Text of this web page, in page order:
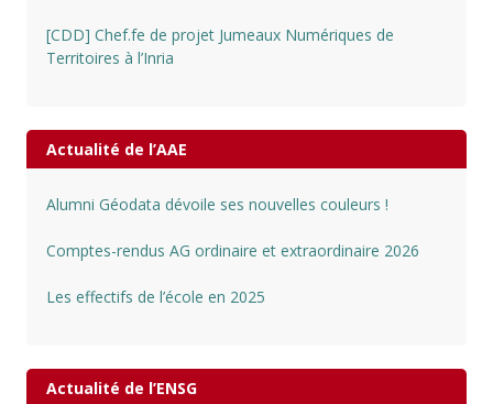
[CDD] Chef.fe de projet Jumeaux Numériques de
Territoires à l’Inria
Actualité de l’AAE
Alumni Géodata dévoile ses nouvelles couleurs !
Comptes-rendus AG ordinaire et extraordinaire 2026
Les effectifs de l’école en 2025
Actualité de l’ENSG